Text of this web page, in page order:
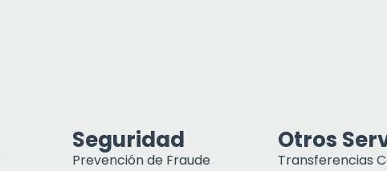
Seguridad
Prevención de Fraude
Otros
Transferencias